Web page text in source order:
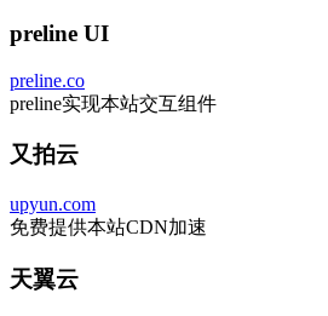
preline UI
preline.co
preline实现本站交互组件
又拍云
upyun.com
免费提供本站CDN加速
天翼云